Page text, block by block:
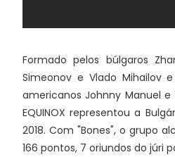
Formado pelos búlgaros
Simeonov e Vlado Mihailov
americanos Johnny Manuel
EQUINOX representou a
2018. Com "Bones", o grupo
166 pontos, 7 oriundos do júri